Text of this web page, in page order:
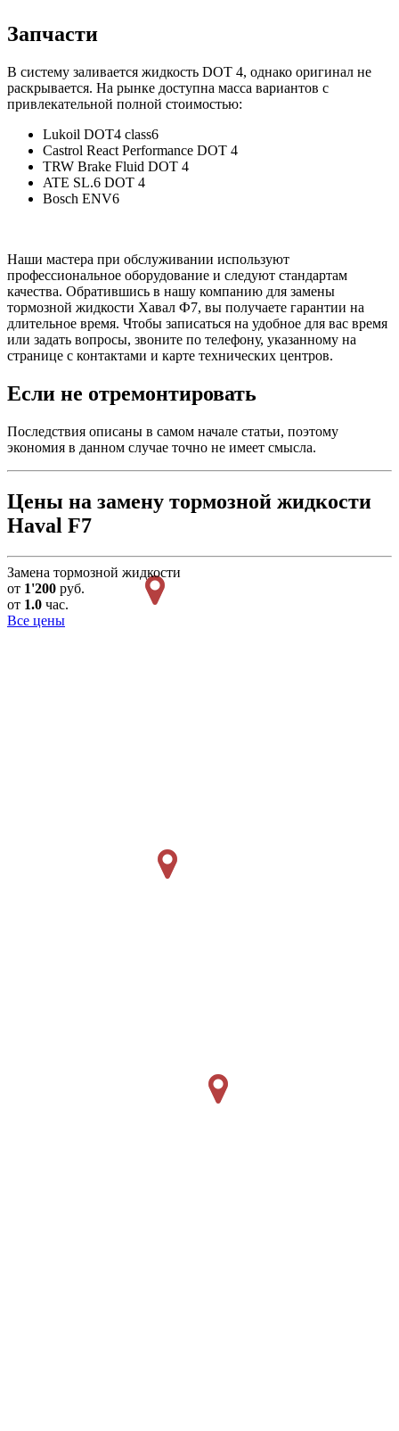
Запчасти
В систему заливается жидкость DOT 4, однако оригинал не
раскрывается. На рынке доступна масса вариантов с
привлекательной полной стоимостью:
Lukoil DOT4 class6
Castrol React Performance DOT 4
TRW Brake Fluid DOT 4
ATE SL.6 DOT 4
Bosch ENV6
Наши мастера при обслуживании используют
профессиональное оборудование и следуют стандартам
качества. Обратившись в нашу компанию для замены
тормозной жидкости Хавал Ф7, вы получаете гарантии на
длительное время. Чтобы записаться на удобное для вас время
или задать вопросы, звоните по телефону, указанному на
странице с контактами и карте технических центров.
Если не отремонтировать
Последствия описаны в самом начале статьи, поэтому
экономия в данном случае точно не имеет смысла.
Цены на замену тормозной жидкости
Haval F7
Замена тормозной жидкости
от 1'200 руб.
от 1.0 час.
Все цены